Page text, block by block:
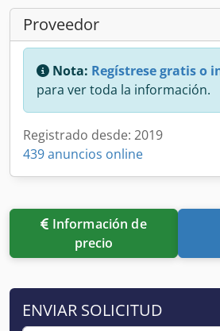
Proveedor
Nota: Regístrese gratis o
para ver toda la información.
Registrado desde: 2019
439 anuncios online
precio
ENVIAR SOLICITUD